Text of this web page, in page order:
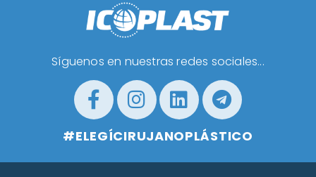
Síguenos en nuestras redes sociales...
#ELEGÍCIRUJANOPLÁSTICO